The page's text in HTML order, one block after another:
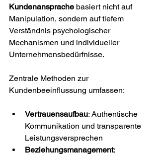
Kundenansprache basiert nicht auf
Manipulation, sondern auf tiefem
Verständnis psychologischer
Mechanismen und individueller
Unternehmensbedürfnisse.
Zentrale Methoden zur
Kundenbeeinflussung umfassen:
Vertrauensaufbau: Authentische
Kommunikation und transparente
Leistungsversprechen
Beziehungsmanagement: